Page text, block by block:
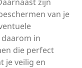
van je
in
die perfect
je veilig en